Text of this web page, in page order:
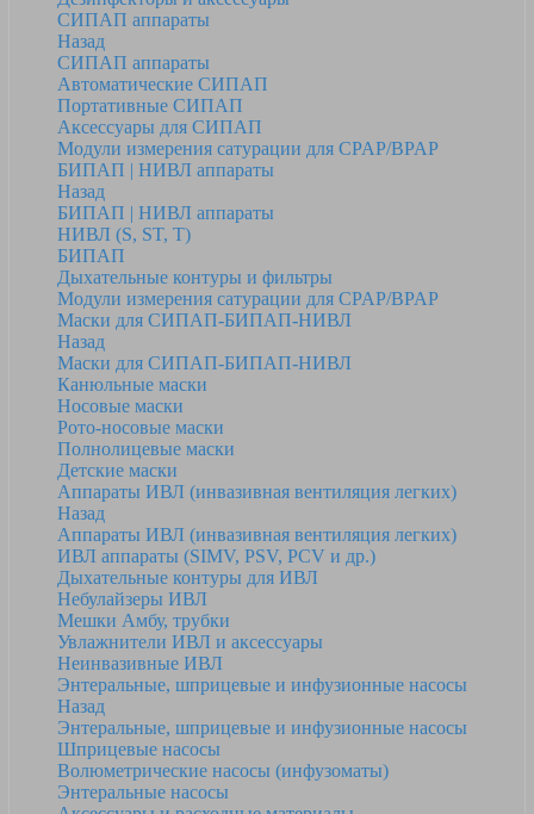
СИПАП аппараты
Назад
СИПАП аппараты
Автоматические СИПАП
Портативные СИПАП
Аксессуары для СИПАП
Модули измерения сатурации для CPAP/BPAP
БИПАП | НИВЛ аппараты
Назад
БИПАП | НИВЛ аппараты
НИВЛ (S, ST, T)
БИПАП
Дыхательные контуры и фильтры
Модули измерения сатурации для CPAP/BPAP
Маски для СИПАП-БИПАП-НИВЛ
Назад
Маски для СИПАП-БИПАП-НИВЛ
Канюльные маски
Носовые маски
Рото-носовые маски
Полнолицевые маски
Детские маски
Аппараты ИВЛ (инвазивная вентиляция легких)
Назад
Аппараты ИВЛ (инвазивная вентиляция легких)
ИВЛ аппараты (SIMV, PSV, PCV и др.)
Дыхательные контуры для ИВЛ
Небулайзеры ИВЛ
Мешки Амбу, трубки
Увлажнители ИВЛ и аксессуары
Неинвазивные ИВЛ
Энтеральные, шприцевые и инфузионные насосы
Назад
Энтеральные, шприцевые и инфузионные насосы
Шприцевые насосы
Волюметрические насосы (инфузоматы)
Энтеральные насосы